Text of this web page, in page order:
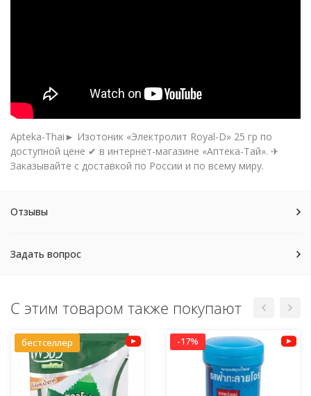
Apteka-Thai► Изотоник «Электролит Royal-D» 25 гр по
доступной цене ✔ в интернет-магазине «Аптека-Тай». ✈
Заказывайте с доставкой по России и по всему миру.
Отзывы
Задать вопрос
С этим товаром также покупают
бестселлер -17%